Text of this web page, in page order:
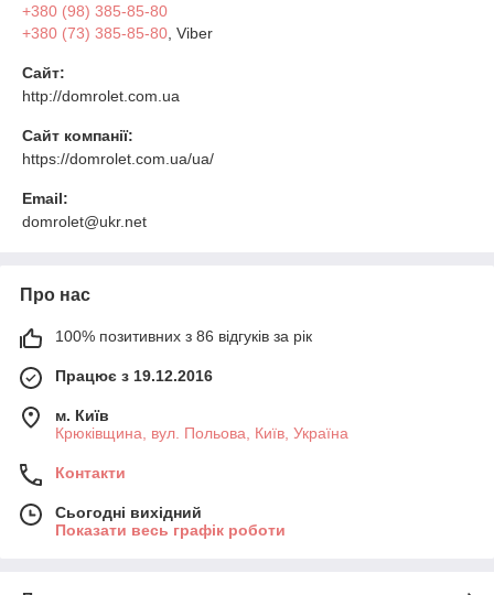
+380 (98) 385-85-80
+380 (73) 385-85-80 , Viber
Сайт:
http://domrolet.com.ua
Сайт компанії:
https://domrolet.com.ua/ua/
Email:
domrolet@ukr.net
Про нас
100% позитивних з 86 відгуків за рік
Працює з 19.12.2016
м. Київ
Крюківщина, вул. Польова, Київ, Україна
Контакти
Сьогодні вихідний
Показати весь графік роботи